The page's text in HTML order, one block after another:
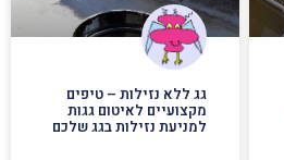
גג ללא נזילות – טיפים
מקצועיים לאיטום גגות
למניעת נזילות בגג שלכם